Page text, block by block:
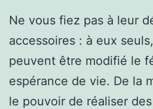
Ne vous fiez pas à leur
accessoires : à eux
peuvent être modifié le
espérance de vie. De la
le pouvoir de réaliser